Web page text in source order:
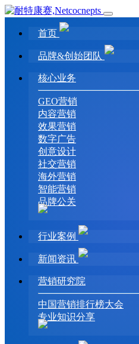
首页
品牌&创始团队
核心业务
GEO营销
内容营销
效果营销
数字广告
创意设计
社交营销
海外营销
智能营销
品牌公关
行业案例
新闻资讯
营销研究院
中国营销排行榜大会
专业知识分享